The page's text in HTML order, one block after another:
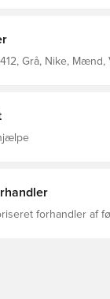
pasform giver
Grå, Nike,
forhandler af